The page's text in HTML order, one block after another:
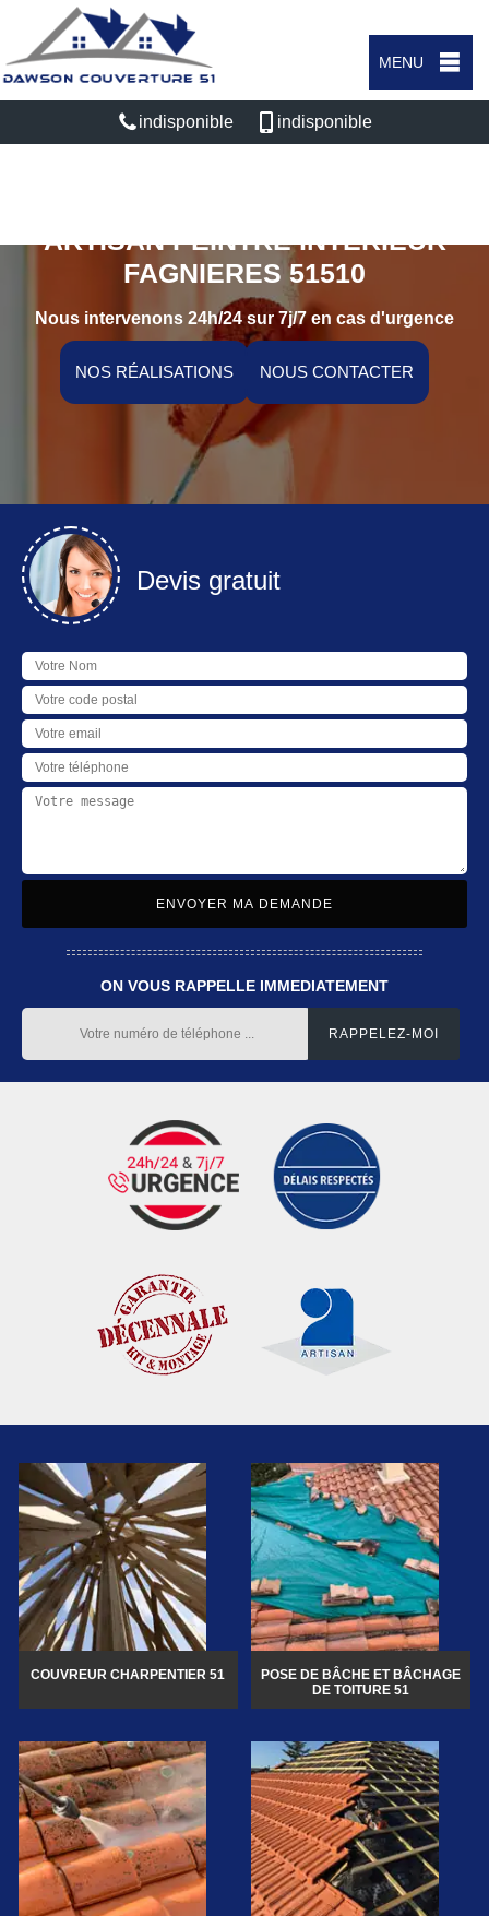
MENU
indisponible indisponible
ARTISAN PEINTRE INTÉRIEUR
FAGNIERES 51510
Nous intervenons 24h/24 sur 7j/7 en cas d'urgence
NOS RÉALISATIONS NOUS CONTACTER
Devis gratuit
ON VOUS RAPPELLE IMMEDIATEMENT
COUVREUR CHARPENTIER 51
POSE DE BÂCHE ET BÂCHAGE
DE TOITURE 51